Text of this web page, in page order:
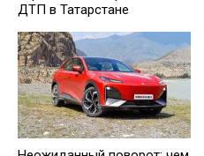
ДТП в Татарстане